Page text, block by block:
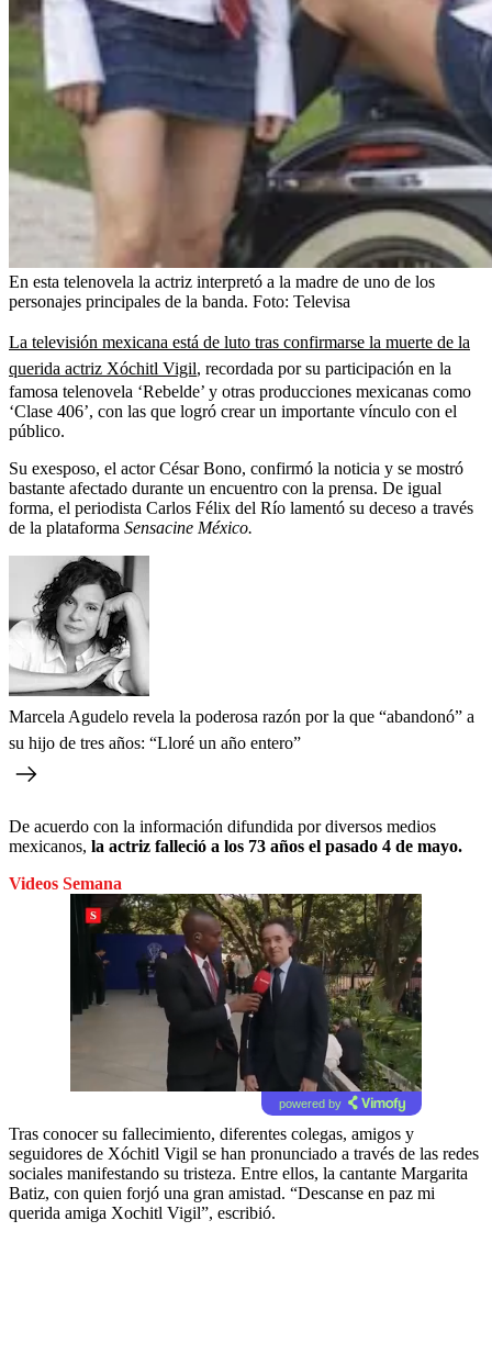
En esta telenovela la actriz interpretó a la madre de uno de los
personajes principales de la banda. Foto: Televisa
La televisión mexicana está de luto tras confirmarse la muerte de la
querida actriz Xóchitl Vigil, recordada por su participación en la
famosa telenovela ‘Rebelde’ y otras producciones mexicanas como
‘Clase 406’, con las que logró crear un importante vínculo con el
público.
Su exesposo, el actor César Bono, confirmó la noticia y se mostró
bastante afectado durante un encuentro con la prensa. De igual
forma, el periodista Carlos Félix del Río lamentó su deceso a través
de la plataforma Sensacine México.
Marcela Agudelo revela la poderosa razón por la que “abandonó” a
su hijo de tres años: “Lloré un año entero”
De acuerdo con la información difundida por diversos medios
mexicanos, la actriz falleció a los 73 años el pasado 4 de mayo.
Videos Semana
powered by
Tras conocer su fallecimiento, diferentes colegas, amigos y
seguidores de Xóchitl Vigil se han pronunciado a través de las redes
sociales manifestando su tristeza. Entre ellos, la cantante Margarita
Batiz, con quien forjó una gran amistad. “Descanse en paz mi
querida amiga Xochitl Vigil”, escribió.